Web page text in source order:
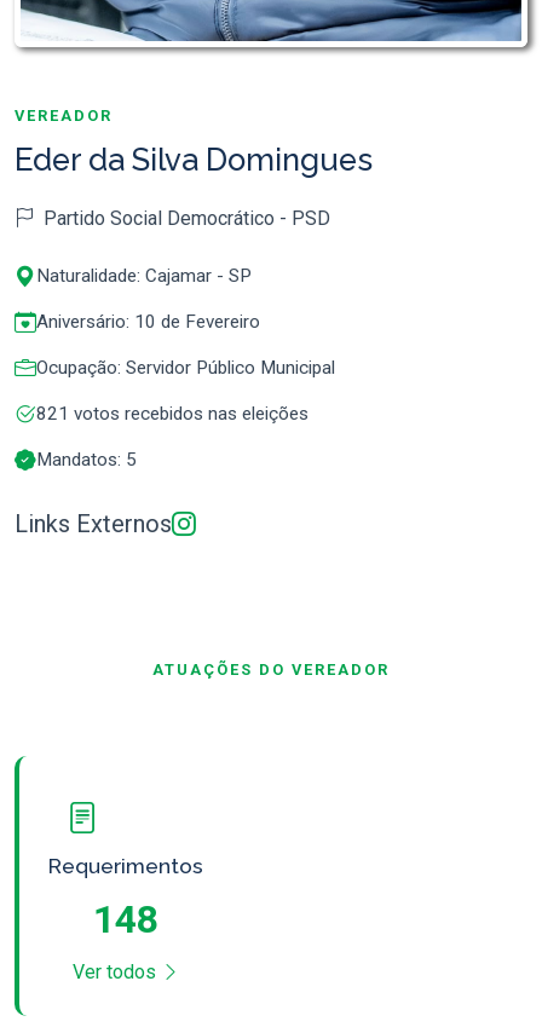
VEREADOR
Eder da Silva Domingues
Partido Social Democrático - PSD
Naturalidade: Cajamar - SP
Aniversário: 10 de Fevereiro
Ocupação: Servidor Público Municipal
821 votos recebidos nas eleições
Mandatos: 5
Links Externos
ATUAÇÕES DO VEREADOR
Requerimentos
148
Ver todos